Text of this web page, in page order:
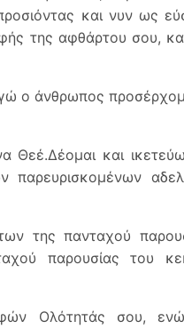
και νυν ως
της αφθάρτου σου,
ο άνθρωπος
Θεέ.Δέομαι και
παρευρισκομένων
της πανταχού
παρουσίας του
Ολότητάς σου,